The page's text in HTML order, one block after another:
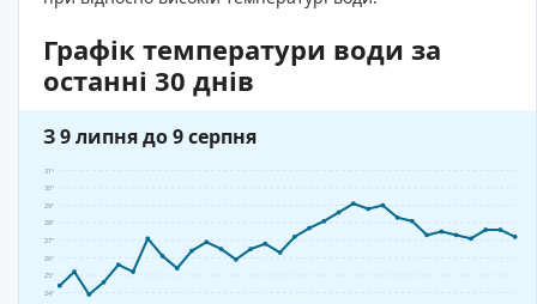
Графік температури води за
останні 30 днів
З 9 липня до 9 серпня
24°
25°
26°
27°
28°
29°
30°
31°